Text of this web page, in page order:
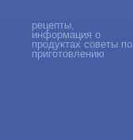
рецепты,
информация о
продуктах советы по
приготовлению